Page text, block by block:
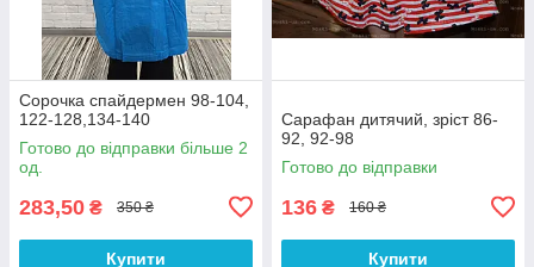
Сорочка спайдермен 98-104,
122-128,134-140
Готово до відправки більше 2
од.
283,50 ₴ 350 ₴
Купити
Сарафан дитячий, зріст 86-
92, 92-98
Готово до відправки
136 ₴ 160 ₴
Купити